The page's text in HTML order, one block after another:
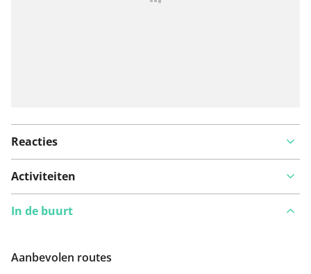
Reacties
Activiteiten
In de buurt
Aanbevolen routes